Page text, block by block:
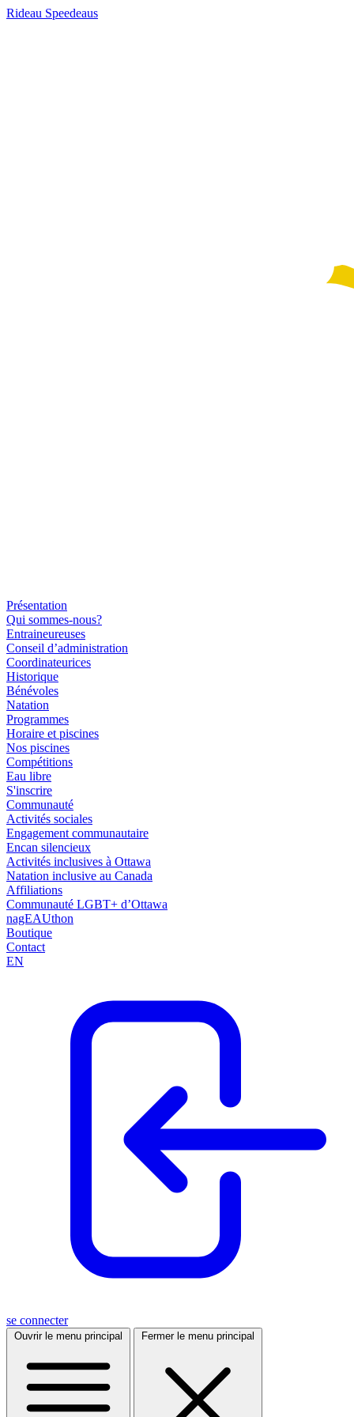
Rideau Speedeaus
Présentation
Qui sommes-nous?
Entraineureuses
Conseil d’administration
Coordinateurices
Historique
Bénévoles
Natation
Programmes
Horaire et piscines
Nos piscines
Compétitions
Eau libre
S'inscrire
Communauté
Activités sociales
Engagement communautaire
Encan silencieux
Activités inclusives à Ottawa
Natation inclusive au Canada
Affiliations
Communauté LGBT+ d’Ottawa
nagEAUthon
Boutique
Contact
EN
se connecter
Ouvrir le menu principal Fermer le menu principal